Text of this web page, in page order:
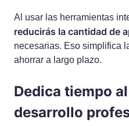
Al usar las herramientas
reducirás la cantidad de
necesarias. Eso simplifica
ahorrar a largo plazo.
Dedica tiempo
desarrollo